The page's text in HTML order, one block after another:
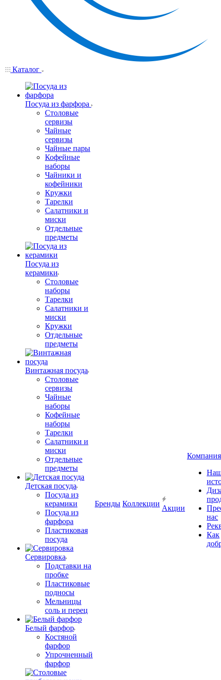
Каталог
Посуда из фарфора
Столовые
сервизы
Чайные
сервизы
Чайные пары
Кофейные
наборы
Чайники и
кофейники
Кружки
Тарелки
Салатники и
миски
Отдельные
предметы
Посуда из
керамики
Столовые
наборы
Тарелки
Салатники и
миски
Кружки
Отдельные
предметы
Винтажная посуда
Столовые
сервизы
Чайные
наборы
Кофейные
наборы
Тарелки
Салатники и
миски
Отдельные
предметы
Детская посуда
Посуда из
керамики
Посуда из
фарфора
Пластиковая
посуда
Сервировка
Подставки на
пробке
Пластиковые
подносы
Мельницы
соль и перец
Белый фарфор
Костяной
фарфор
Упрочненный
фарфор
Бренды Коллекции
Акции
Компания
нас
Как